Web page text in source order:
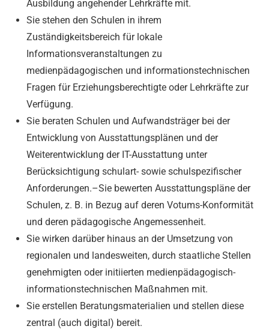
Ausbildung angehender Lehrkräfte mit.
Sie stehen den Schulen in ihrem
Zuständigkeitsbereich für lokale
Informationsveranstaltungen zu
medienpädagogischen und informationstechnischen
Fragen für Erziehungsberechtigte oder Lehrkräfte zur
Verfügung.
Sie beraten Schulen und Aufwandsträger bei der
Entwicklung von Ausstattungsplänen und der
Weiterentwicklung der IT-Ausstattung unter
Berücksichtigung schulart- sowie schulspezifischer
Anforderungen.–Sie bewerten Ausstattungspläne der
Schulen, z. B. in Bezug auf deren Votums-Konformität
und deren pädagogische Angemessenheit.
Sie wirken darüber hinaus an der Umsetzung von
regionalen und landesweiten, durch staatliche Stellen
genehmigten oder initiierten medienpädagogisch-
informationstechnischen Maßnahmen mit.
Sie erstellen Beratungsmaterialien und stellen diese
zentral (auch digital) bereit.